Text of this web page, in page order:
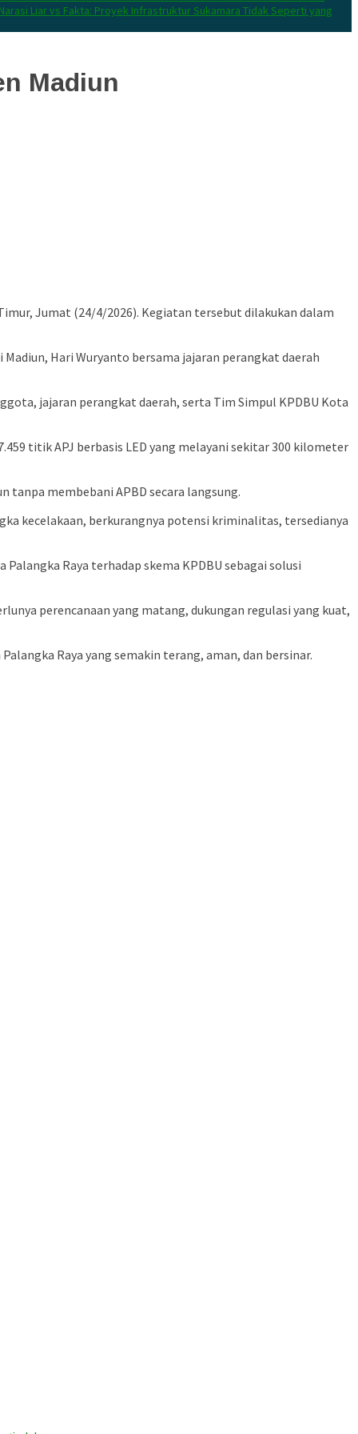
Narasi Liar vs Fakta: Proyek Infrastruktur Sukamara Tidak Seperti yang
Madiun
Jumat (24/4/2026). Kegiatan tersebut dilakukan dalam
Hari Wuryanto bersama jajaran perangkat daerah
jajaran perangkat daerah, serta Tim Simpul KPDBU Kota
titik APJ berbasis LED yang melayani sekitar 300 kilometer
tanpa membebani APBD secara langsung.
kecelakaan, berkurangnya potensi kriminalitas, tersedianya
Raya terhadap skema KPDBU sebagai solusi
perencanaan yang matang, dukungan regulasi yang kuat,
Raya yang semakin terang, aman, dan bersinar.